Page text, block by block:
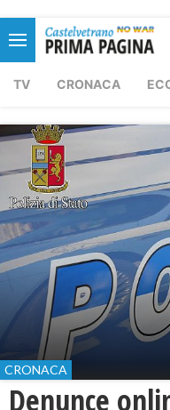
TV CRONACA
CRONACA
Denunce